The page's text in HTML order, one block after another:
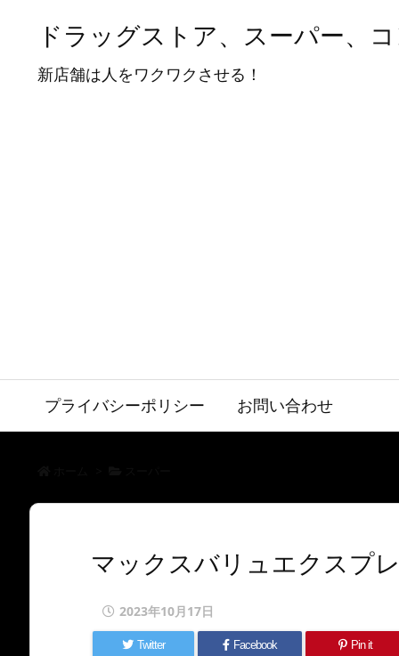
ドラッグストア、スーパー、
新店舗は人をワクワクさせる！
プライバシーポリシー お問い合わせ
マックスバリュエクスプ
2023年10月17日
Twitter Facebook Pin it